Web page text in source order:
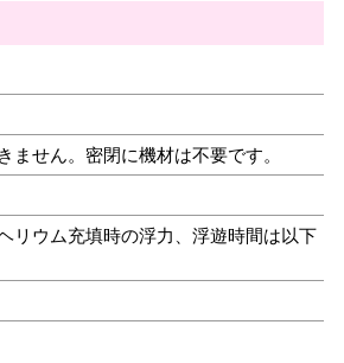
せん。密閉に機材は不要です。
リウム充填時の浮力、浮遊時間は以下